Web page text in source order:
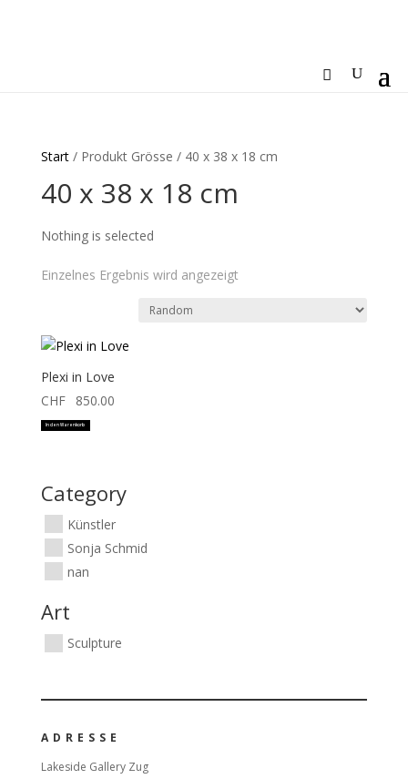
Start/ Produkt Grösse / 40 x 38 x 18 cm
40 x 38 x 18 cm
Nothing is selected
Einzelnes Ergebnis wird angezeigt
Plexi in Love
CHF
850.00
In den Warenkorb
Category
Künstler
Sonja Schmid
nan
Art
Sculpture
ADRESSE
Lakeside Gallery Zug